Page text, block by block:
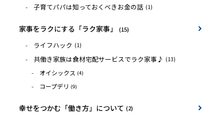
子育てパパは知っておくべきお金の話 (1)
家事をラクにする「ラク家事」 (15)
ライフハック (1)
共働き家族は食材宅配サービスでラク家事♪ (13)
オイシックス (4)
コープデリ (9)
幸せをつかむ「働き方」について (2)